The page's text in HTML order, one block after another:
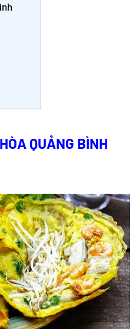
QUẢNG BÌNH